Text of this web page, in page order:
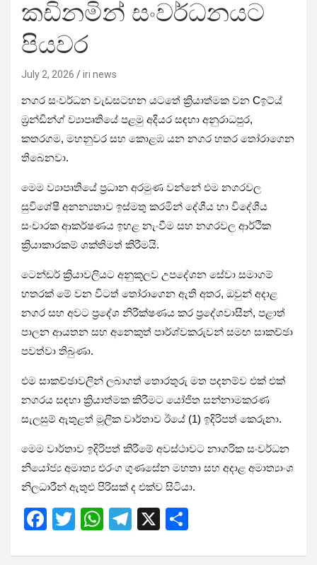
කඩිනමින් සංවර්ධනයට
පියවර
July 2, 2026 iri news
නගර සංවර්ධන වැඩසටහන යටතේ ක්‍රියාත්මක වන Cඉට්ය්
ඹ්‍රන්ඩින්ග් ව්‍යාපෘතියේ පළමු අදියර සඳහා අනුරාධපුර,
කතරගම, මහනුවර සහ කොළඹ යන නගර හතර තෝරාගෙන
තිබෙනවා.
මෙම ව්‍යාපෘතියේ ප්‍රධාන අරමුණ වන්නේ එම නගරවල
සුවිශේෂී අනන්‍යතාව ඉස්මතු කරමින් දේශීය හා විදේශීය
සංචාරක ආකර්ෂණය ඉහළ නැංවීම සහ නගරවල ආර්ථික
ක්‍රියාකාරකම් ශක්තිමත් කිරීමයි.
ටෙන්ඩර් ක්‍රියාවලියට අනුකූලව උපදේශන සේවා සමාගම්
හතරක් මේ වන විටත් තෝරාගෙන ඇති අතර, ඔවුන් අදාළ
නගර සහ අවට ප්‍රදේශ නිරීක්ෂණය කර ප්‍රදේශවාසීන්, පළාත්
පාලන ආයතන සහ අනෙකුත් පාර්ශ්වකරුවන් සමඟ සාකච්ඡා
පවත්වා තිබුණා.
එම සාකච්ඡාවලින් ලබාගත් තොරතුරු මත පදනම්ව එක් එක්
නගරය සඳහා ක්‍රියාත්මක කිරීමට යෝජිත සන්නාමකරණ
සැලසුම් ඇතුළත් මූලික වාර්තාව ඊයේ (1) ඉදිරිපත් කෙරුනා.
මෙම වාර්තාව ඉදිරිපත් කිරීමේ අවස්ථාවට නාගරික සංවර්ධන
නියෝජ්‍ය අමාත්‍ය එරංග ගුණසේන මහතා සහ අදාළ අමාත්‍යාංශ
නිලධාරීන් ඇතුළු පිරිසක් ද එක්ව සිටියා.
F
T
W T
X